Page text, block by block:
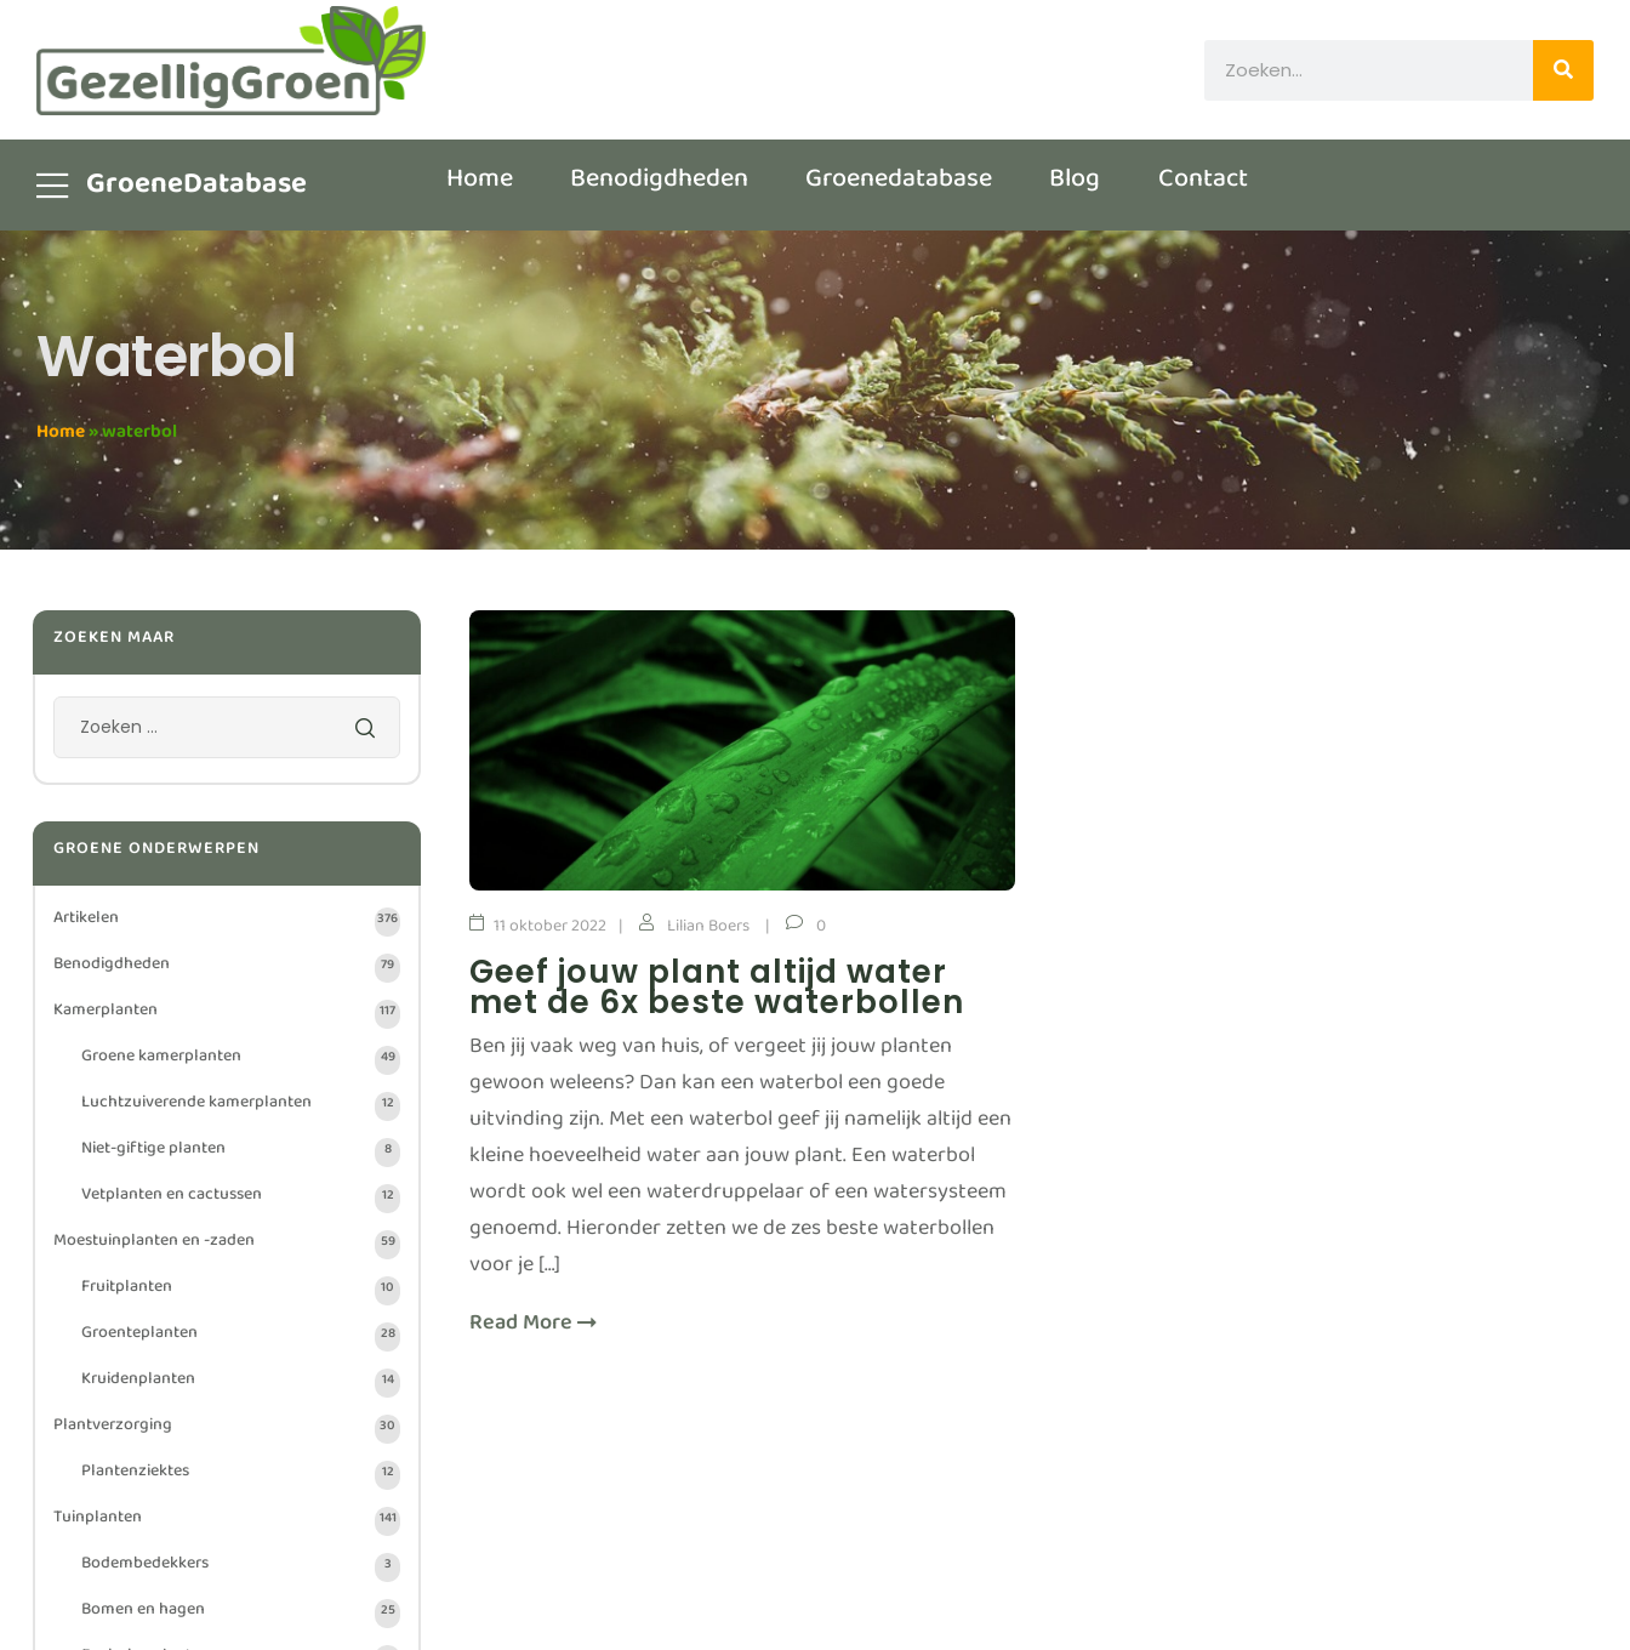
GroeneDatabase Home Benodigdheden Groenedatabase Blog Contact
Waterbol
Home»waterbol
11 oktober 2022 Lilian Boers 0
Geef jouw plant altijd water
met de 6x beste waterbollen
Ben jij vaak weg van huis, of vergeet jij jouw planten
gewoon weleens? Dan kan een waterbol een goede
uitvinding zijn. Met een waterbol geef jij namelijk altijd een
kleine hoeveelheid water aan jouw plant. Een waterbol
wordt ook wel een waterdruppelaar of een watersysteem
genoemd. Hieronder zetten we de zes beste waterbollen
voor je […]
Read More
ZOEKEN MAAR
GROENE ONDERWERPEN
Artikelen
376
Benodigdheden 79
Kamerplanten 117
Groene kamerplanten 49
Luchtzuiverende kamerplanten 12
Niet-giftige planten 8
Vetplanten en cactussen 12
Moestuinplanten en -zaden 59
Fruitplanten 10
Groenteplanten 28
Kruidenplanten 14
Plantverzorging 30
Plantenziektes 12
Tuinplanten 141
Bodembedekkers 3
Bomen en hagen 25